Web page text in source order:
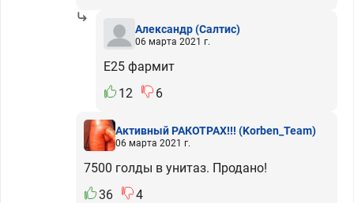
Александр(Салтис)
06 марта 2021 г.
Е25 фармит
12
6
Активный РАКОТРАХ!!! (Korben_Team)
06 марта 2021 г.
7500 голды в унитаз. Продано!
36
4